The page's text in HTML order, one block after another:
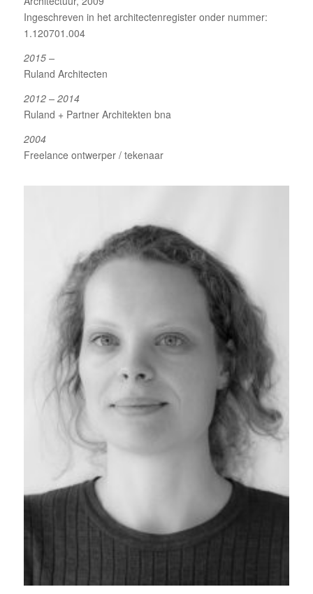
Ingeschreven in het architectenregister onder nummer:
1.120701.004
2015 –
Ruland Architecten
2012 – 2014
Ruland + Partner Architekten bna
2004
Freelance ontwerper / tekenaar